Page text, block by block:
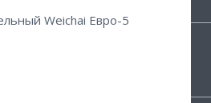
Weichai Евро-5